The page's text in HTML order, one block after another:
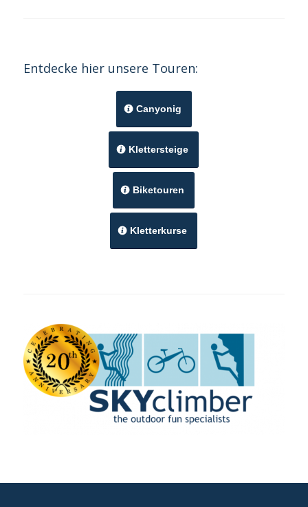
Entdecke hier unsere Touren:
Canyonig
Klettersteige
Biketouren
Kletterkurse